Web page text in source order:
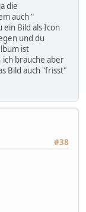
die
auch "
ein Bild als Icon
und du
ist
brauche aber
Bild auch "frisst"
#38